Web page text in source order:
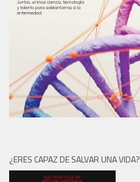
¿ERES CAPAZ DE SALVAR UNA VIDA?